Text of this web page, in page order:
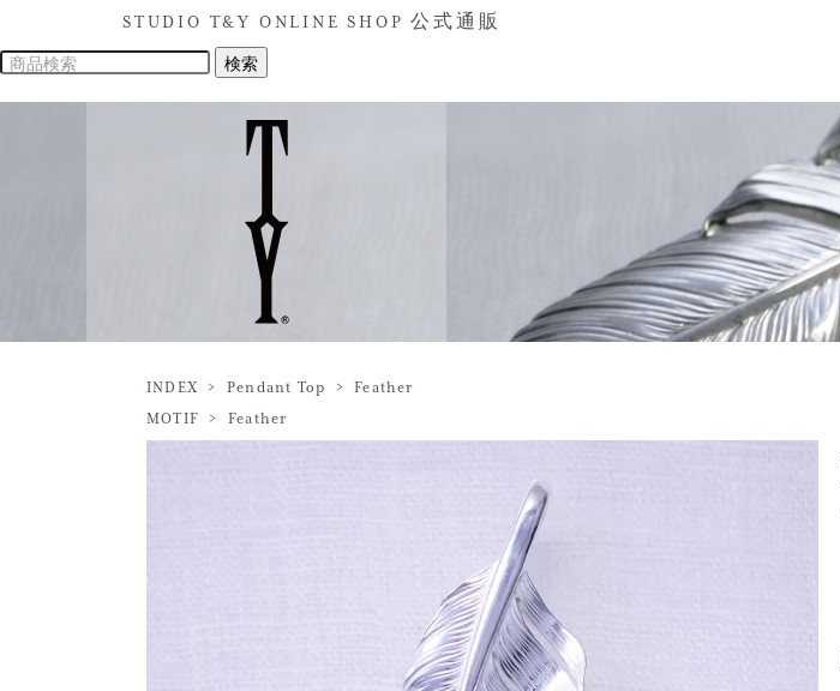
STUDIO T&Y ONLINE SHOP 公式通販
INDEX >Pendant Top >Feather
MOTIF
>Feather